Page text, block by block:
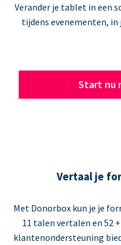
Verander je tablet in een
tijdens evenementen, in
Start nu
Vertaal je
Met Donorbox kun je je
11 talen vertalen en 52
klantenondersteuning